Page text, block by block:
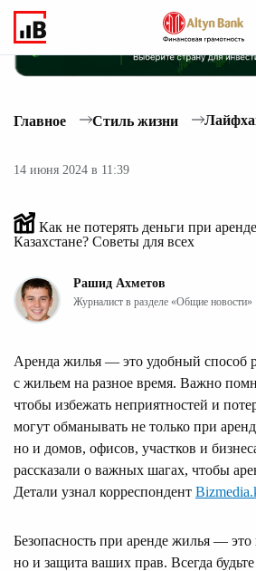
Главное Стиль жизни
14 июня 2024 в 11:39
Как не потерять деньги при
Казахстане? Советы для всех
Рашид Ахметов
Журналист в разделе «Общие новости»
Аренда жилья — это удобный способ
с жильем на разное время. Важно
чтобы избежать неприятностей и
могут обманывать не только при
но и домов, офисов, участков и
рассказали о важных шагах, чтобы
Детали узнал корреспондент
Безопасность при аренде жилья — это
но и защита ваших прав. Всегда